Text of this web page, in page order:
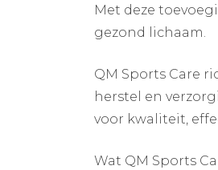
Met deze
gezond lichaam.
QM Sports Care
herstel en
voor kwaliteit,
Wat QM Sports